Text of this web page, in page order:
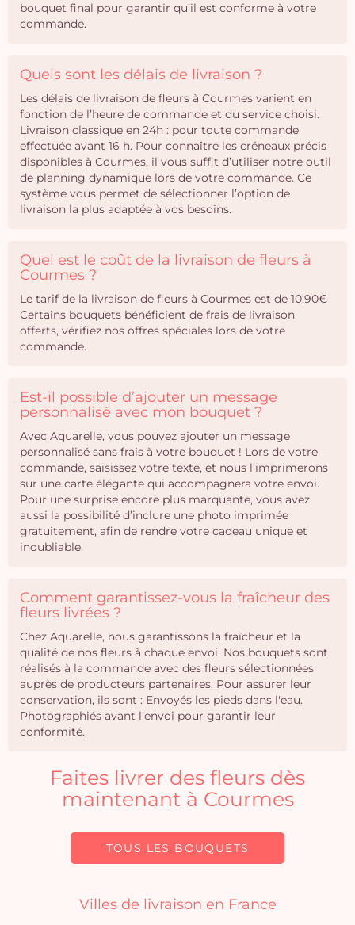
bouquet final pour garantir qu’il est conforme à votre
commande.
Quels sont les délais de livraison ?
Les délais de livraison de fleurs à Courmes varient en
fonction de l’heure de commande et du service choisi.
Livraison classique en 24h : pour toute commande
effectuée avant 16 h. Pour connaître les créneaux précis
disponibles à Courmes, il vous suffit d’utiliser notre outil
de planning dynamique lors de votre commande. Ce
système vous permet de sélectionner l’option de
livraison la plus adaptée à vos besoins.
Quel est le coût de la livraison de fleurs à
Courmes ?
Le tarif de la livraison de fleurs à Courmes est de 10,90€
Certains bouquets bénéficient de frais de livraison
offerts, vérifiez nos offres spéciales lors de votre
commande.
Est-il possible d’ajouter un message
personnalisé avec mon bouquet ?
Avec Aquarelle, vous pouvez ajouter un message
personnalisé sans frais à votre bouquet ! Lors de votre
commande, saisissez votre texte, et nous l’imprimerons
sur une carte élégante qui accompagnera votre envoi.
Pour une surprise encore plus marquante, vous avez
aussi la possibilité d’inclure une photo imprimée
gratuitement, afin de rendre votre cadeau unique et
inoubliable.
Comment garantissez-vous la fraîcheur des
fleurs livrées ?
Chez Aquarelle, nous garantissons la fraîcheur et la
qualité de nos fleurs à chaque envoi. Nos bouquets sont
réalisés à la commande avec des fleurs sélectionnées
auprès de producteurs partenaires. Pour assurer leur
conservation, ils sont : Envoyés les pieds dans l'eau.
Photographiés avant l’envoi pour garantir leur
conformité.
Faites livrer des fleurs dès
maintenant à Courmes
TOUS LES BOUQUETS
Villes de livraison en France